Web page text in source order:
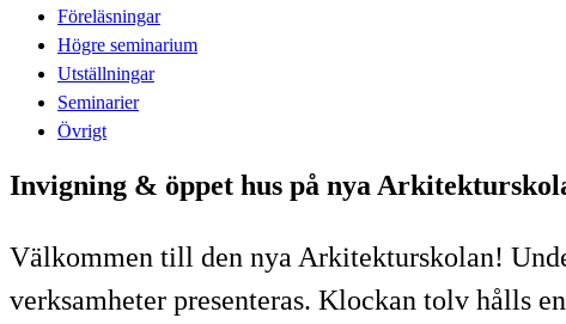
Föreläsningar
Högre seminarium
Utställningar
Seminarier
Övrigt
Invigning & öppet hus på nya
Välkommen till den nya Arkitekturskolan!
verksamheter presenteras. Klockan tolv hålls